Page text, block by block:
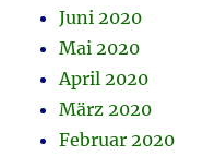
Juni 2020
Mai 2020
April 2020
März 2020
Februar 2020